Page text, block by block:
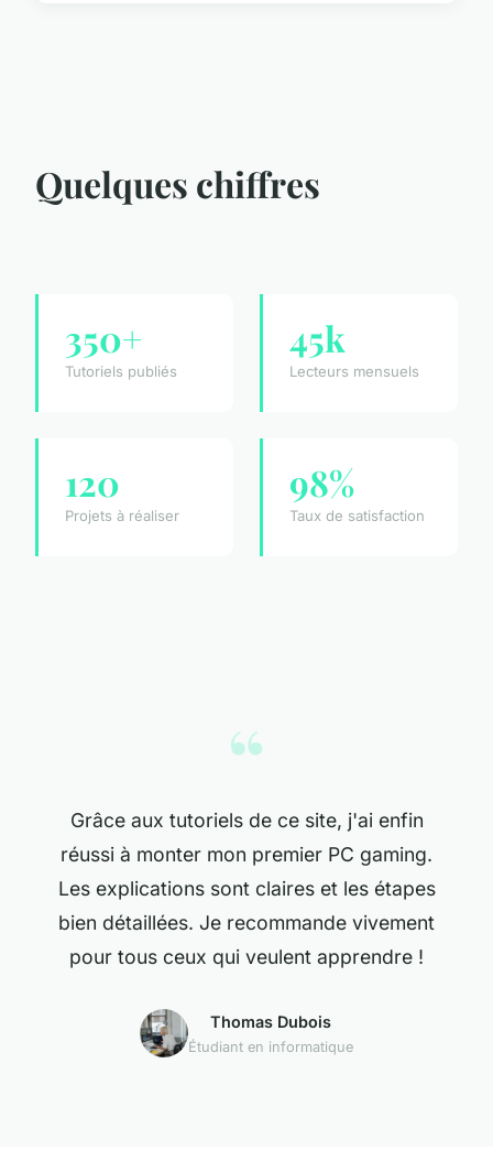
Quelques chiffres
350+
Tutoriels publiés
45k
Lecteurs mensuels
120
Projets à réaliser
98%
Taux de satisfaction
“
Grâce aux tutoriels de ce site, j'ai enfin
réussi à monter mon premier PC gaming.
Les explications sont claires et les étapes
bien détaillées. Je recommande vivement
pour tous ceux qui veulent apprendre !
Thomas Dubois
Étudiant en informatique